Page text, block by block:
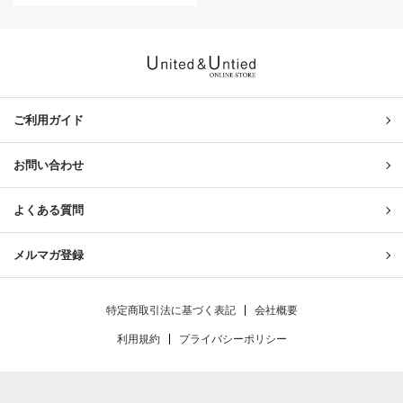
ご利用ガイド
お問い合わせ
よくある質問
メルマガ登録
特定商取引法に基づく表記 会社概要
利用規約 プライバシーポリシー